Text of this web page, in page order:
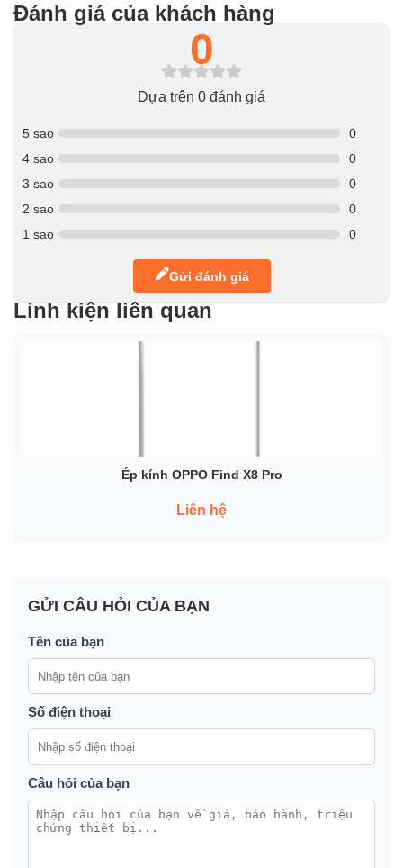
Đánh giá của khách hàng
0
Dựa trên 0 đánh giá
5 sao
0
4 sao
0
3 sao
0
2 sao
0
1 sao
0
Gửi đánh giá
Linh kiện liên quan
Ép kính OPPO Find X8 Pro
Liên hệ
GỬI CÂU HỎI CỦA BẠN
Tên của bạn
Số điện thoại
Câu hỏi của bạn